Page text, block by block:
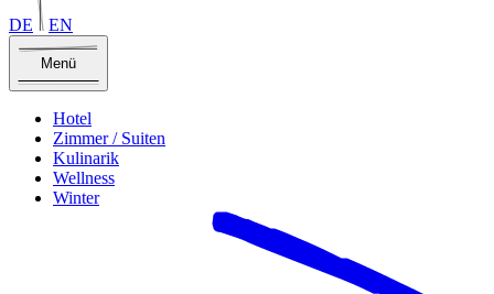
DE EN
Menü
Hotel
Zimmer / Suiten
Kulinarik
Wellness
Winter